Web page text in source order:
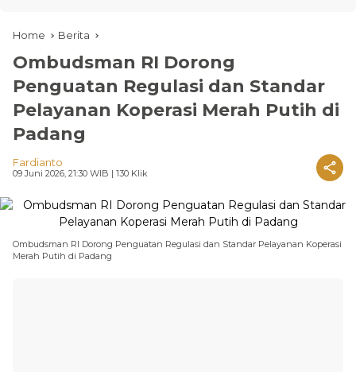
Home Berita
Ombudsman RI Dorong
Penguatan Regulasi dan Standar
Pelayanan Koperasi Merah Putih di
Padang
Fardianto
09 Juni 2026, 21:30 WIB | 130 Klik
Ombudsman RI Dorong Penguatan Regulasi dan Standar Pelayanan Koperasi
Merah Putih di Padang